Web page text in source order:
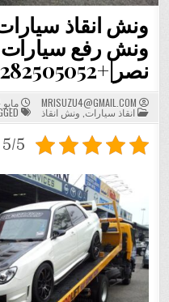
ونش انقاذ
ونش رفع
نصر|+201282505052
MRISUZU4@GMAIL.COM مايو 14, 2026
POSTED
IN
انقاذ سيارات ونش انقاذ
5/5 - (1 صوت واحد)